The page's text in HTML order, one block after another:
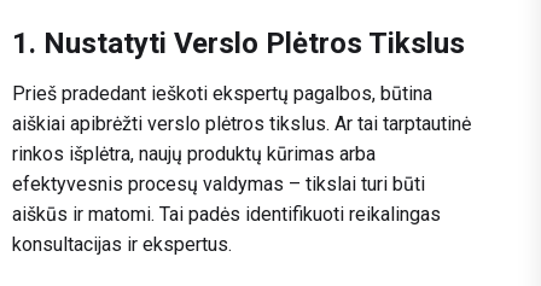
1. Nustatyti Verslo Plėtros Tikslus
Prieš pradedant ieškoti ekspertų pagalbos, būtina
aiškiai apibrėžti verslo plėtros tikslus. Ar tai tarptautinė
rinkos išplėtra, naujų produktų kūrimas arba
efektyvesnis procesų valdymas – tikslai turi būti
aiškūs ir matomi. Tai padės identifikuoti reikalingas
konsultacijas ir ekspertus.